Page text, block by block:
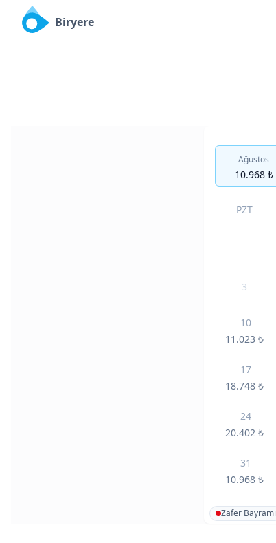
Biryere
Ağustos
10.968 ₺
PZT
3
10
11.023 ₺
17
18.748 ₺
24
20.402 ₺
31
10.968 ₺
Zafer Bayramı